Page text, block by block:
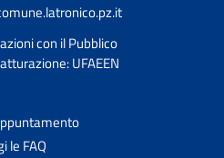
con il Pubblico
UFAEEN
le FAQ